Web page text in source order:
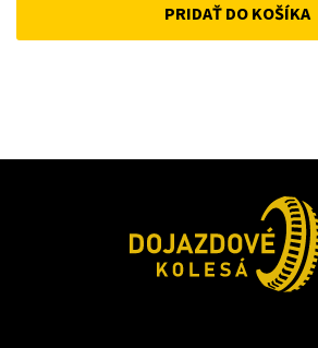
was: is:
PRIDAŤ DO KOŠÍKA